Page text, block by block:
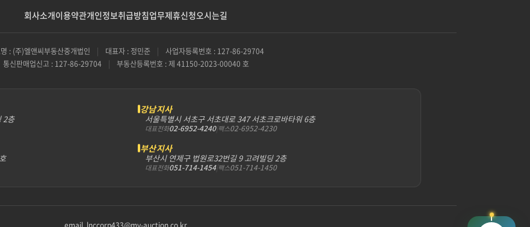
회사소개이용약관개인정보취급방침업무제휴신청오시는길
: (주)엘앤씨부동산중개법인 | 대표자 : 정민준 |
사업자등록번호 : 127-86-29704
통신판매업신고 : 127-86-29704
| 부동산등록번호 : 제 41150-2023-00040 호
2층
강남지사
서울특별시 서초구 서초대로 347 서초크로바타워 6층
대표전화02-6952-4240|팩스02-6952-4230
부산지사
부산시 연제구 법원로32번길 9 고려빌딩 2층
대표전화051-714-1454|팩스051-714-1450